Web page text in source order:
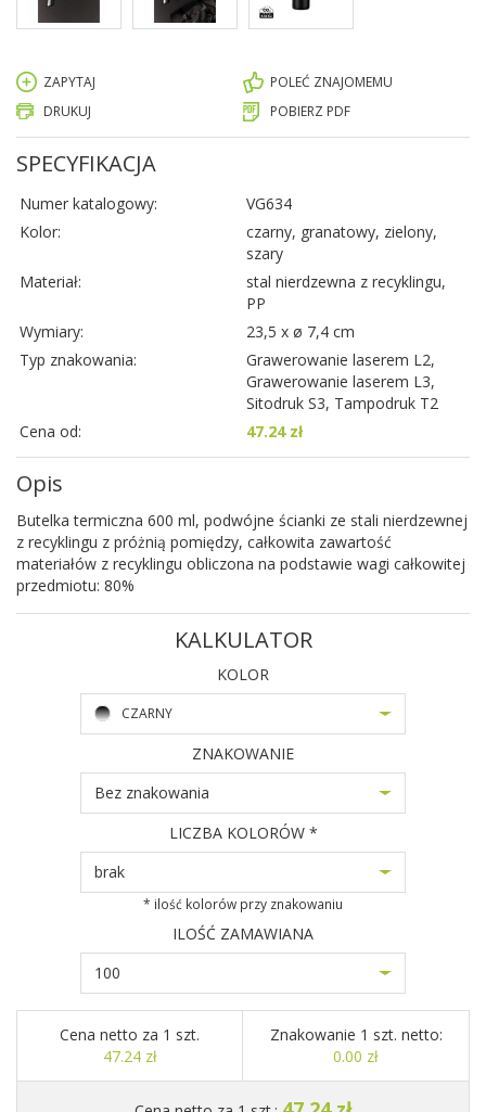
ZAPYTAJ
POLEĆ ZNAJOMEMU
DRUKUJ
POBIERZ PDF
SPECYFIKACJA
Numer katalogowy:
VG634
Kolor:
czarny, granatowy, zielony,
szary
Materiał:
stal nierdzewna z recyklingu,
PP
Wymiary:
23,5 x ø 7,4 cm
Typ znakowania:
Grawerowanie laserem L2,
Grawerowanie laserem L3,
Sitodruk S3, Tampodruk T2
Cena od:
47.24 zł
Opis
Butelka termiczna 600 ml, podwójne ścianki ze stali nierdzewnej
z recyklingu z próżnią pomiędzy, całkowita zawartość
materiałów z recyklingu obliczona na podstawie wagi całkowitej
przedmiotu: 80%
KALKULATOR
KOLOR
CZARNY
ZNAKOWANIE
Bez znakowania
LICZBA KOLORÓW *
brak
* ilość kolorów przy znakowaniu
ILOŚĆ ZAMAWIANA
100
Cena netto za 1 szt.
47.24 zł
Znakowanie 1 szt. netto:
0.00 zł